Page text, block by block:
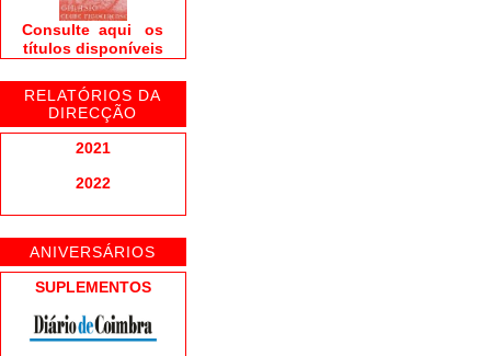
Consulte aqui os
títulos disponíveis
RELATÓRIOS DA
DIRECÇÃO
2021
2022
ANIVERSÁRIOS
SUPLEMENTOS